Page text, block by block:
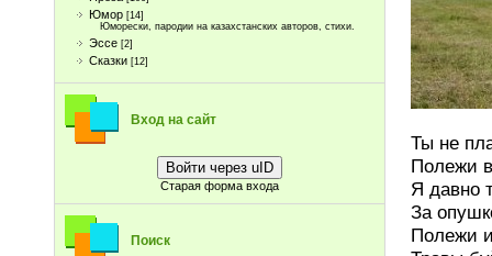
Юмор [14]
Юморески, пародии на казахстанских авторов, стихи.
Эссе [2]
Сказки [12]
Вход на сайт
Войти через uID
Старая форма входа
Поиск
Ты не
Полежи
Я давно
За
Полежи